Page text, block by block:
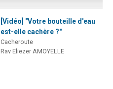
[Vidéo] "Votre bouteille d'eau
est-elle cachère ?"
Cacheroute
Rav Eliezer AMOYELLE